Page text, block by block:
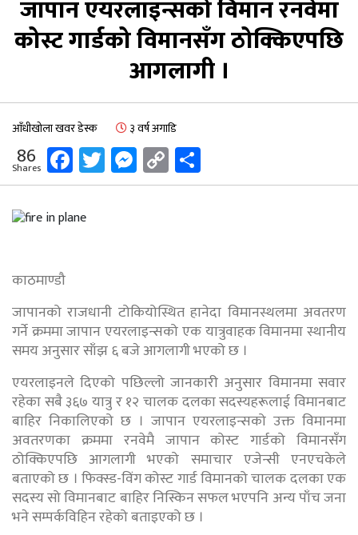
जापान एयरलाइन्सको विमान रनवेमा
कोस्ट गार्डको विमानसँग ठोक्किएपछि
आगलागी ।
आँधीखोला खवर डेस्क ३ वर्ष अगाडि
86
Shares Facebook
Twitter
Messenger
Copy
Link
काठमाण्डौ
जापानको राजधानी टोकियोस्थित हानेदा विमानस्थलमा अवतरण
गर्ने क्रममा जापान एयरलाइन्सको एक यात्रुवाहक विमानमा स्थानीय
समय अनुसार साँझ ६ बजे आगलागी भएको छ ।
एयरलाइनले दिएको पछिल्लो जानकारी अनुसार विमानमा सवार
रहेका सबै ३६७ यात्रु र १२ चालक दलका सदस्यहरूलाई विमानबाट
बाहिर निकालिएको छ । जापान एयरलाइन्सको उक्त विमानमा
अवतरणका क्रममा रनवेमै जापान कोस्ट गार्डको विमानसँग
ठोक्किएपछि आगलागी भएको समाचार एजेन्सी एनएचकेले
बताएको छ । फिक्स्ड-विंग कोस्ट गार्ड विमानको चालक दलका एक
सदस्य सो विमानबाट बाहिर निस्किन सफल भएपनि अन्य पाँच जना
भने सम्पर्कविहिन रहेको बताइएको छ ।